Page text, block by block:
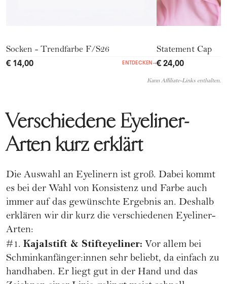
Socken - Trendfarbe F/S26
€ 14,00 ENTDECKEN →
Statement Cap
€ 24,00
Kann Affiliate-Links enthalten.
Verschiedene Eyeliner-
Arten kurz erklärt
Die Auswahl an Eyelinern ist groß. Dabei kommt
es bei der Wahl von Konsistenz und Farbe auch
immer auf das gewünschte Ergebnis an. Deshalb
erklären wir dir kurz die verschiedenen Eyeliner-
Arten:
#1. Kajalstift & Stifteyeliner: Vor allem bei
Schminkanfänger:innen sehr beliebt, da einfach zu
handhaben. Er liegt gut in der Hand und das